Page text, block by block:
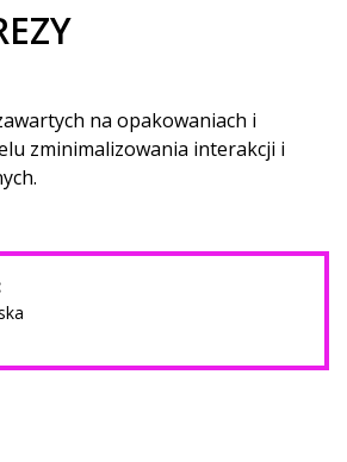
na opakowaniach i
zminimalizowania interakcji i